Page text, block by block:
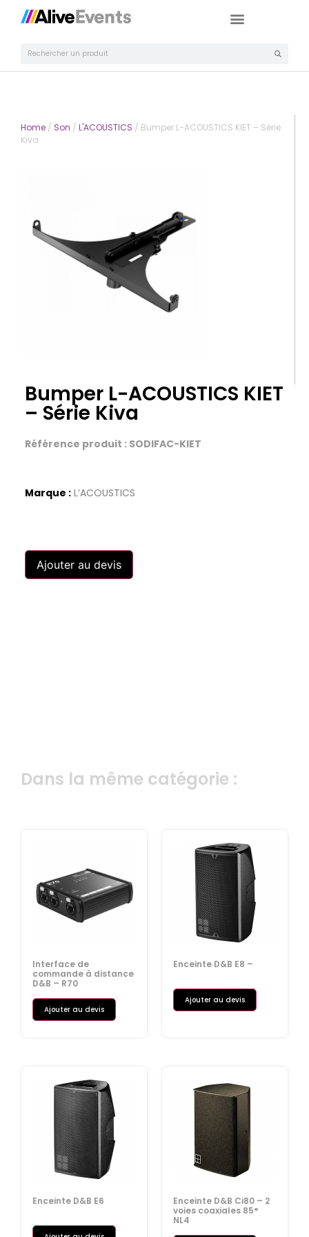
Home / Son / L'ACOUSTICS / Bumper L-ACOUSTICS KIET – Série
Kiva
Bumper L-ACOUSTICS KIET
– Série Kiva
Référence produit : SODIFAC-KIET
Marque : L’ACOUSTICS
Ajouter au devis
Dans la même catégorie :
Interface de
commande à distance
D&B – R70
Ajouter au devis
Enceinte D&B E8 –
Ajouter au devis
Enceinte D&B E6
Enceinte D&B Ci80 – 2
voies coaxiales 85°
NL4